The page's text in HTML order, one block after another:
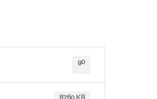
90
87.60 KB